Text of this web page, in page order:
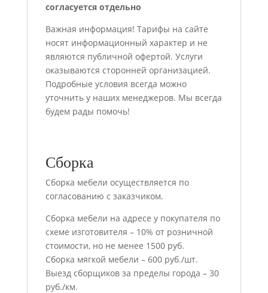
согласуется отдельно
Важная информация! Тарифы на сайте
носят информационный характер и не
являются публичной офертой. Услуги
оказываются сторонней организацией.
Подробные условия всегда можно
уточнить у наших менеджеров. Мы всегда
будем рады помочь!
Сборка
Сборка мебели осуществляется по
согласованию с заказчиком.
Сборка мебели на адресе у покупателя по
схеме изготовителя – 10% от розничной
стоимости, но не менее 1500 руб.
Сборка мягкой мебели – 600 руб./шт.
Выезд сборщиков за пределы города – 30
руб./км.